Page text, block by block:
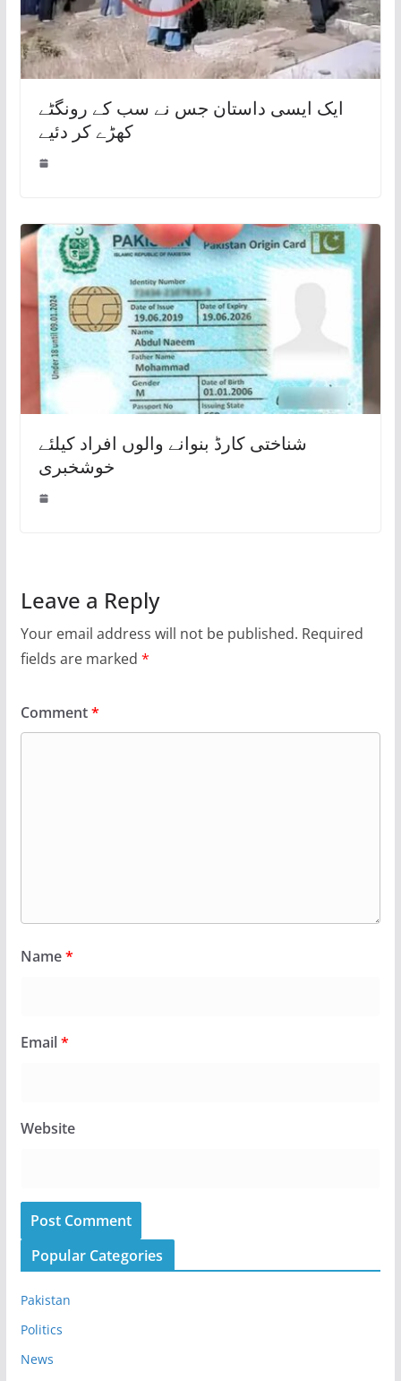
ایک ایسی داستان جس نے سب کے رونگٹے
کھڑے کر دئیے
شناختی کارڈ بنوانے والوں افراد کیلئے
خوشخبری
Leave a Reply
Your email address will not be published. Required
fields are marked *
Comment*
Name*
Email*
Website
Popular Categories
Pakistan
Politics
News